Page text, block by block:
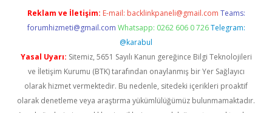
Reklam ve İletişim: E-mail: backlinkpaneli@gmail.com Teams:
forumhizmeti@gmail.com Whatsapp: 0262 606 0 726 Telegram:
@karabul
Yasal Uyarı: Sitemiz, 5651 Sayılı Kanun gereğince Bilgi Teknolojileri
ve İletişim Kurumu (BTK) tarafından onaylanmış bir Yer Sağlayıcı
olarak hizmet vermektedir. Bu nedenle, sitedeki içerikleri proaktif
olarak denetleme veya araştırma yükümlülüğümüz bulunmamaktadır.